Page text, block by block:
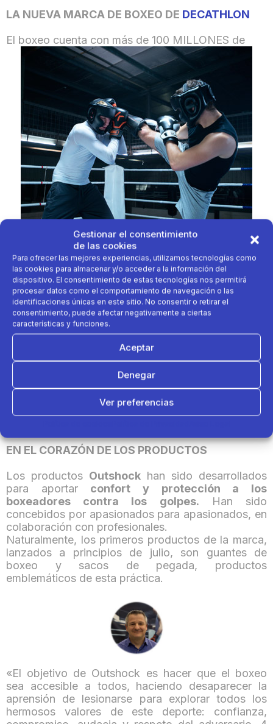
Gestionar el consentimiento
de las cookies
Para ofrecer las mejores experiencias, utilizamos tecnologías como
las cookies para almacenar y/o acceder a la información del
dispositivo. El consentimiento de estas tecnologías nos permitirá
procesar datos como el comportamiento de navegación o las
identificaciones únicas en este sitio. No consentir o retirar el
consentimiento, puede afectar negativamente a ciertas
características y funciones.
Aceptar
Denegar
Ver preferencias
LA NUEVA MARCA DE BOXEO DE DECATHLON
El boxeo cuenta con más de 100 MILLONES de
hombres y mujeres practicantes que se superan en
cada entrenamiento, intentando alcanzar
a su adversario sin que éste le toque. Puesto que
en esta disciplina quien sufre más lesiones es quien
asesta los golpes, es esencial que los productos
que use le inspiren confianza.
nace para proponerle productos
adaptados a sus exigencias. El ADN de la marca:
Permitir a los boxeadores y las
boxeadoras mantenerse fuera del alcance de
los golpes y que se sientan seguros(as) con el
EN EL CORAZÓN DE LOS PRODUCTOS
Los productos Outshock han sido desarrollados
para aportar confort y protección a los
boxeadores contra los golpes. Han sido
concebidos por apasionados para apasionados, en
colaboración con profesionales.
Naturalmente, los primeros productos de la marca,
lanzados a principios de julio, son guantes de
boxeo y sacos de pegada, productos
emblemáticos de esta práctica.
«El objetivo de Outshock es hacer que el boxeo
sea accesible a todos, haciendo desaparecer la
aprensión de lesionarse para explorar todos los
hermosos valores de este deporte: confianza,